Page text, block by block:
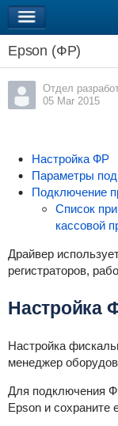
Epson (ФР)
Отдел
05 Mar 2015
Настройка ФР
Параметры
Подключение
Список
кассовой
Драйвер
регистраторов,
Настройка
Настройка
менеджер
Для подключения
Epson и сохраните